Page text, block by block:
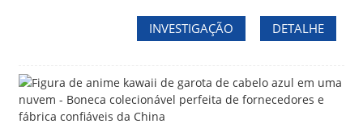
INVESTIGAÇÃO DETALHE